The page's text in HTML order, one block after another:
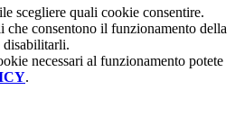
scegliere quali cookie consentire.
che consentono il funzionamento della
disabilitarli.
necessari al funzionamento potete
.